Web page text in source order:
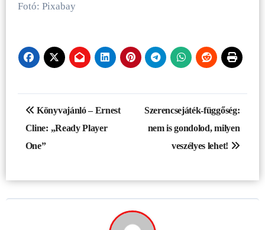
Fotó: Pixabay
Bejegyzés
navigáció
Könyvajánló – Ernest
Cline: „Ready Player
One”
Szerencsejáték-függőség:
nem is gondolod, milyen
veszélyes lehet!